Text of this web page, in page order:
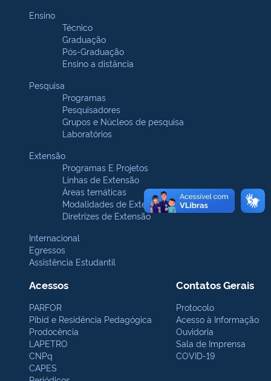
Ensino
Técnico
Graduação
Pós-Graduação
Ensino a distância
Pesquisa
Programas
Pesquisadores
Grupos e Núcleos de pesquisa
Laboratórios
Extensão
Programas E Projetos
Linhas de Extensão
Áreas temáticas
Modalidades de Extensão
Diretrizes de Extensão
Internacional
Egressos
Assistência Estudantil
Acessos
PARFOR
Pibid e Residência Pedagógica
Prodocência
LAPETRO
CNPq
CAPES
Contatos Gerais
Protocolo
Acesso à Informação
Ouvidoria
Sala de Imprensa
COVID-19